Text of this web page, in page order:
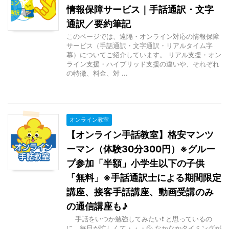
情報保障サービス｜手話通訳・文字
通訳／要約筆記
このページでは、遠隔・オンライン対応の情報保障
サービス（手話通訳・文字通訳・リアルタイム字
幕）についてご紹介しています。 リアル支援・オン
ライン支援・ハイブリッド支援の違いや、それぞれ
の特徴、料金、対 ...
オンライン教室
【オンライン手話教室】格安マンツ
ーマン（体験30分300円）※グルー
プ参加「半額」小学生以下の子供
「無料」※手話通訳士による期間限定
講座、接客手話講座、動画受講のみ
の通信講座も♪
手話をいつか勉強してみたい❗ と思っているの